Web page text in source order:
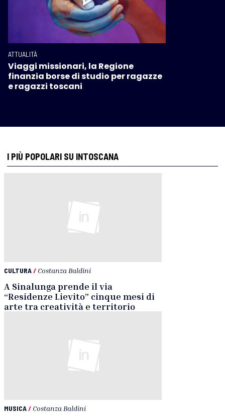
ATTUALITÀ
Viaggi missionari, la Regione
finanzia borse di studio per ragazze
e ragazzi toscani
I PIÙ POPOLARI SU INTOSCANA
CULTURA/ Costanza Baldini
A Sinalunga prende il via
“Residenze Lievito” cinque mesi di
arte tra creatività e territorio
MUSICA/ Costanza Baldini